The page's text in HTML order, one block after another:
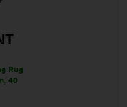
Rug
40